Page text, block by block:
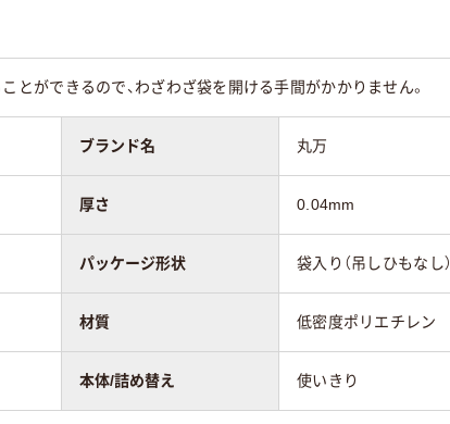
とができるので、わざわざ袋を開ける手間がかかりません。
ブランド名 丸万
厚さ 0.04mm
パッケージ形状 袋入り（吊しひもなし）
材質 低密度ポリエチレン
本体/詰め替え 使いきり